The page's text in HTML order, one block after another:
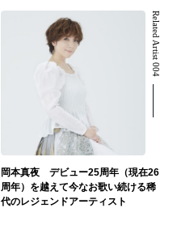
Related Artist 004
岡本真夜 デビュー25周年（現在26
周年）を越えて今なお歌い続ける稀
代のレジェンドアーティスト